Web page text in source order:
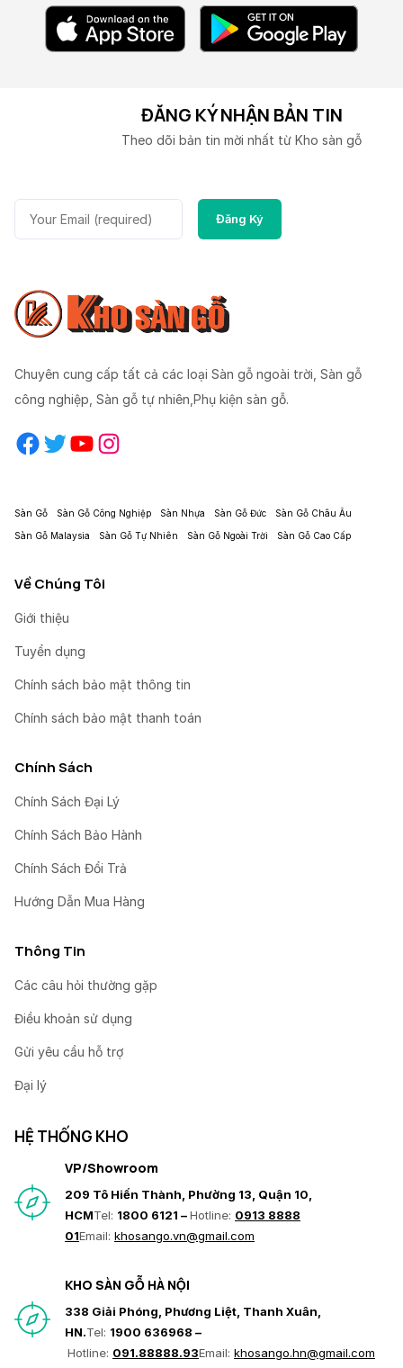
ĐĂNG KÝ NHẬN BẢN TIN
Theo dõi bản tin mời nhất từ Kho sàn gỗ
Chuyên cung cấp tất cả các loại Sàn gỗ ngoài trời, Sàn gỗ
công nghiệp, Sàn gỗ tự nhiên,Phụ kiện sàn gỗ.
Facebook Twitter YouTube Instagram
Sàn Gỗ Sàn Gỗ Công Nghiệp Sàn Nhựa Sàn Gỗ Đức Sàn Gỗ Châu Âu
Sàn Gỗ Malaysia Sàn Gỗ Tự Nhiên Sàn Gỗ Ngoài Trời Sàn Gỗ Cao Cấp
Về Chúng Tôi
Giới thiệu
Tuyển dụng
Chính sách bảo mật thông tin
Chính sách bảo mật thanh toán
Chính Sách
Chính Sách Đại Lý
Chính Sách Bảo Hành
Chính Sách Đổi Trả
Hướng Dẫn Mua Hàng
Thông Tin
Các câu hỏi thường gặp
Điều khoản sử dụng
Gửi yêu cầu hỗ trợ
Đại lý
HỆ THỐNG KHO
VP/Showroom
209 Tô Hiến Thành, Phường 13, Quận 10,
HCMTel: 1800 6121 –Hotline: 0913 8888
01Email: khosango.vn@gmail.com
KHO SÀN GỖ HÀ NỘI
338 Giải Phóng, Phương Liệt, Thanh Xuân,
HN.Tel: 1900 636968 –
Hotline: 091.88888.93Email: khosango.hn@gmail.com